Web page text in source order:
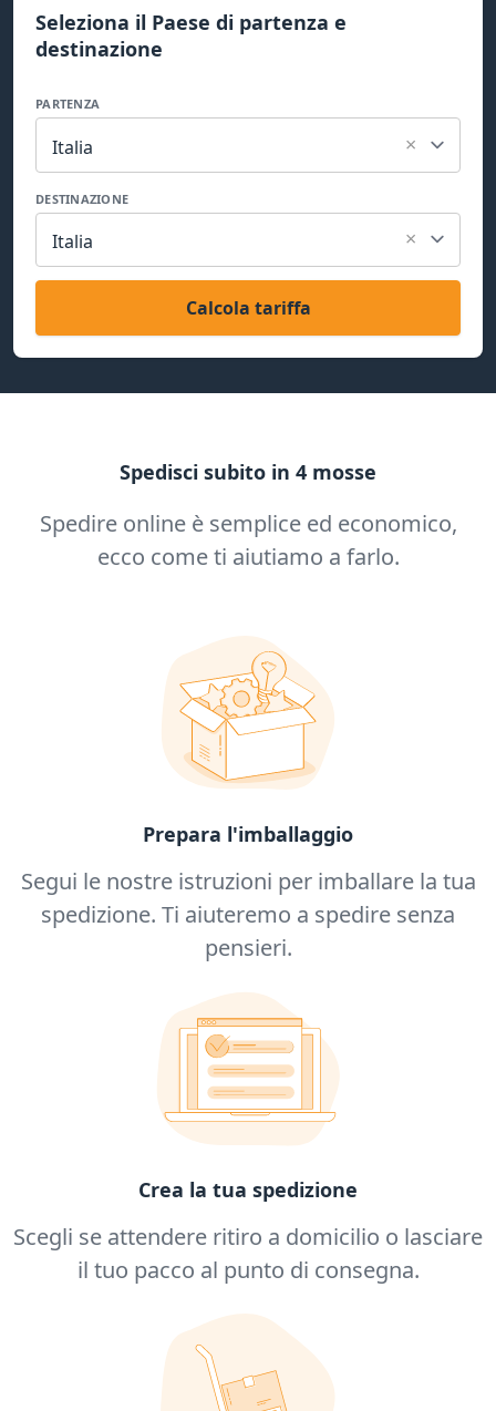
Seleziona il Paese di partenza e
destinazione
PARTENZA
Italia ×
DESTINAZIONE
Italia ×
Calcola tariffa
Spedisci subito in 4 mosse
Spedire online è semplice ed economico,
ecco come ti aiutiamo a farlo.
Prepara l'imballaggio
Segui le nostre istruzioni per imballare la tua
spedizione. Ti aiuteremo a spedire senza
pensieri.
Crea la tua spedizione
Scegli se attendere ritiro a domicilio o lasciare
il tuo pacco al punto di consegna.